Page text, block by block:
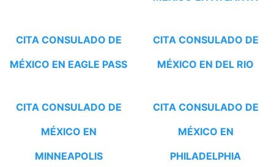
CITA CONSULADO DE
MÉXICO EN EAGLE PASS
CITA CONSULADO DE
MÉXICO EN DEL RIO
CITA CONSULADO DE
MÉXICO EN
MINNEAPOLIS
CITA CONSULADO DE
MÉXICO EN
PHILADELPHIA